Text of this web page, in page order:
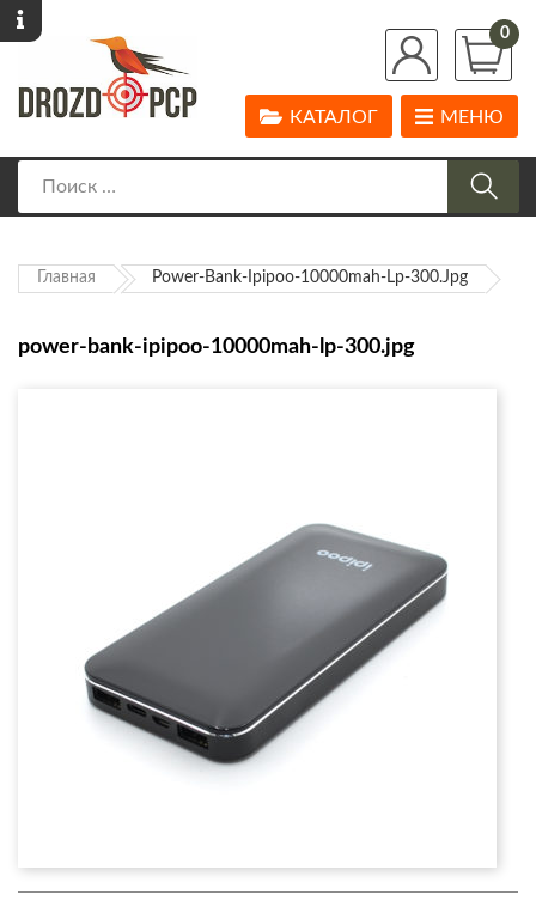
0
МЕНЮ
КАТАЛОГ
Главная Power-Bank-Ipipoo-10000mah-Lp-300.jpg
power-bank-ipipoo-10000mah-lp-300.jpg